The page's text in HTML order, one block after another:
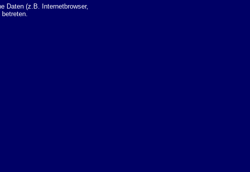
Daten (z.B. Internetbrowser,